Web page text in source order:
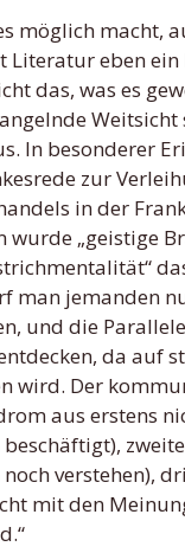
möglich macht,
Literatur eben ein
das, was es
Weitsicht
In besonderer
zur
in der
wurde „geistige
man jemanden
und die
da auf
wird. Der
aus erstens
verstehen),
mit den